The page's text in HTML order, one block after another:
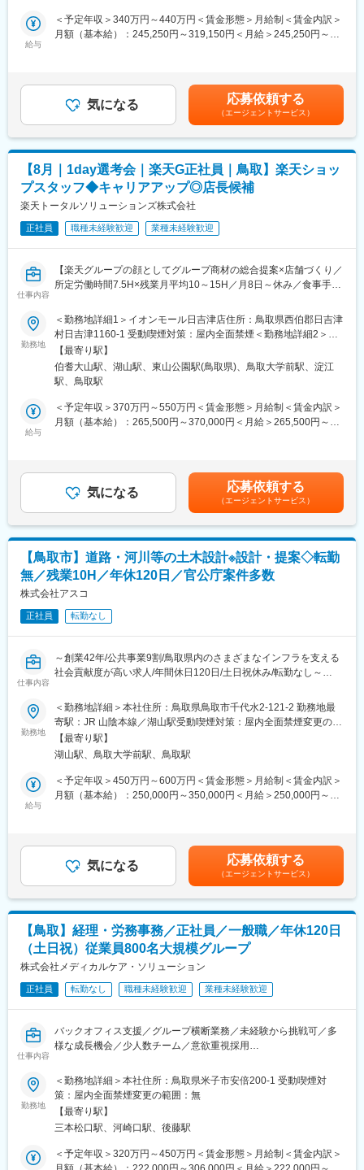
後発キャリアだからこそ柔軟で風通しがよく、改善提案や企画が
店舗運営に活かされやすい文化があります。
スタッフから店長を経てRSV（スーパーバイザー）へステップア
ップが可能です。RSV経験後はマネジメントや本部への異動の道
もあり、長期的にキャリア形成ができます。まずは入社後1年で店
長昇格を目指していただきます。
■組織構成：
1店舗あたり店長1名、スタッフ5～15名で運営。チームワークを
重視し、相談しやすく協力し合える職場環境です。
■当社について：
レーション管理、システム・インフラ整備までを一括して提供し
ています。
変更の範囲：会社の定める業務
【今回の選考会の特徴】
・最短1日で内々定も可能！
・Web開催のため、全国どこからでも参加可能
【選考会の概要】
・形式： Web開催（事前に企業セミナー動画をご視聴いただきま
す）
8/9(日)11:00～14:30
8/13(木)17:00～20:30
8/18(火)17:00～20:30
8/25(火)17:00～20:30
8/27(木)17:00～20:30
■具体的には：
・新規契約・機種変更の受付および提案
・料金プラン、楽天ポイント活用、楽天カード、各種サービスの
案内
・スマホの初期設定・データ移行サポート
・問い合わせ対応
・店舗での電話応対
・在庫管理、売り場づくり、POP作成
■キャリアパス：
スタッフ（R CREW）から店長を経てRSV（スーパーバイザー）
へステップアップが可能です。RSV経験後はマネジメントや本部
への異動の道もあり、長期的にキャリア形成ができます。まずは
入社後1年で店長昇格を目指していただきます。
■組織構成：
1店舗あたり店長1名、スタッフ5～15名で運営。チームワークを
重視し相談しやすく協力し合える職場環境です。
給与
＜予定年収＞340万円～440万円＜賃金形態＞月給制＜賃金内訳＞
月額（基本給）：245,250円～319,150円＜月給＞245,250円～
合：370万～550万円賃金はあくまでも目安の金額であり、選考を
通じて上下する可能性があります。月給(月額)は固定手当を含めた
気になる 応募依頼する
（エージェントサービス）
【8月｜1day選考会｜楽天G正社員｜鳥取】楽天ショッ
プスタッフ◆キャリアアップ◎店長候補
楽天トータルソリューションズ株式会社
正社員 職種未経験歓迎 業種未経験歓迎
仕事内容
【楽天グループの顔としてグループ商材の総合提案×店舗づくり／
所定労働時間7.5H×残業月平均10～15H／月8日～休み／食事手当
楽天モバイルショップに来店されるお客様へ、スマートフォン・
料金プラン・楽天カード・楽天市場・楽天ポイントなど、楽天経
済圏の幅広いサービスを総合的にご提案します。単なる携帯販売
ではなく、楽天グループ唯一の対面チャネルとして、お客様の生
活をより豊かにするトータルサポートを行うポジションです。
【今回の選考会の特徴】
・最短1日で内々定も可能！
・Web開催のため、全国どこからでも参加可能
【選考会の概要】
・形式： Web開催（事前に企業セミナー動画をご視聴いただきま
す）
8/9(日)11:00～14:30
8/13(木)17:00～20:30
8/18(火)17:00～20:30
8/25(火)17:00～20:30
8/27(木)17:00～20:30
■具体的には：
・新規契約・機種変更の受付および提案
・料金プラン、楽天ポイント活用、楽天カード、各種サービスの
案内
・スマホの初期設定・データ移行サポート
◇店舗運営
・店舗での電話応対
・キャンペーン企画など、集客に向けた取り組み
■キャリアパス：
スタッフ（R CREW）から店長を経てRSV（スーパーバイザー）
へステップアップが可能です。RSV経験後はマネジメントや本部
への異動の道もあり、長期的にキャリア形成ができます。まずは
入社後1年で店長昇格を目指していただきます。
■組織構成：
1店舗あたり店長1名、スタッフ5～15名で運営。チームワークを
変更の範囲：会社の定める業務
勤務地
＜勤務地詳細1＞イオンモール日吉津店住所：鳥取県西伯郡日吉津
村日吉津1160-1 受動喫煙対策：屋内全面禁煙＜勤務地詳細2＞イ
オンモール鳥取北店住所：鳥取県鳥取市晩稲348 受動喫煙対策：
屋内全面禁煙変更の範囲：会社の定める事業所
【最寄り駅】
伯耆大山駅、湖山駅、東山公園駅(鳥取県)、鳥取大学前駅、淀江
駅、鳥取駅
給与
＜予定年収＞370万円～550万円＜賃金形態＞月給制＜賃金内訳＞
月額（基本給）：265,500円～370,000円＜月給＞265,500円～
ます。月給(月額)は固定手当を含めた表記です。
気になる 応募依頼する
（エージェントサービス）
【鳥取市】道路・河川等の土木設計※設計・提案◇転勤
無／残業10H／年休120日／官公庁案件多数
株式会社アスコ
正社員 転勤なし
仕事内容
～創業42年/公共事業9割/鳥取県内のさまざまなインフラを支える
社会貢献度が高い求人/年間休日120日/土日祝休み/転勤なし～
当社の土木設計のお仕事をお任せいたします。
■具体的な内容
・道路、河川、砂防など、官公庁発注の土木設計を行います。
・発注者との打ち合わせ
・設計、提案及び付随する作業
・図面作成
・報告書作成など
官公庁のパートナーとして鳥取県内のさまざまなインフラを支え
ている社会貢献度の高い求人です◎
※使用しているCADはAutoCAD３次元、V-nas、TREND-ONE
・プライベートの両立がしやすい環境です。
・夜勤は頻度としては少ないですが災害時などに発生します。
・直行直帰も状況によって可能です。
会の実施を行っています◎
設計部：男性13名、女性2名(70代1名、60代5名、50代4名、40代
1名、30代1名、20代3名）
の間、勉強会を実施しております。
■入社後について
入社後2週間は、各部署を回っていただき新人研修を受けていただ
その後設計部門にて配属になり先輩社員からOJTにて業務を教え
勤務地
＜勤務地詳細＞本社住所：鳥取県鳥取市千代水2-121-2 勤務地最
寄駅：JR 山陰本線／湖山駅受動喫煙対策：屋内全面禁煙変更の範
囲：会社の定める事業所
【最寄り駅】
湖山駅、鳥取大学前駅、鳥取駅
給与
＜予定年収＞450万円～600万円＜賃金形態＞月給制＜賃金内訳＞
月額（基本給）：250,000円～350,000円＜月給＞250,000円～
り、選考を通じて上下する可能性があります。月給(月額)は固定手
当を含めた表記です。
気になる 応募依頼する
（エージェントサービス）
【鳥取】経理・労務事務／正社員／一般職／年休120日
（土日祝）従業員800名大規模グループ
株式会社メディカルケア・ソリューション
正社員 転勤なし 職種未経験歓迎 業種未経験歓迎
仕事内容
バックオフィス支援／グループ横断業務／未経験から挑戦可／多
様な成長機会／少人数チーム／意欲重視採用
■当社について：
「山陰を持続可能な、日本有数の豊かな地域とする。」をビジョ
ンとして、
コンサルティング・医療・介護・飲食など、様々な事業を展開し
ております。
成長企業として挑戦し続け、山陰の未来を担う当社で働きたい方
からのご応募、お待ちしております◎
勤務地
＜勤務地詳細＞本社住所：鳥取県米子市安倍200-1 受動喫煙対
策：屋内全面禁煙変更の範囲：無
【最寄り駅】
三本松口駅、河崎口駅、後藤駅
＜予定年収＞320万円～450万円＜賃金形態＞月給制＜賃金内訳＞